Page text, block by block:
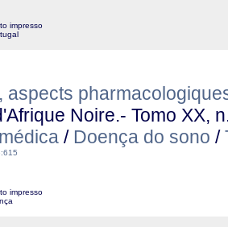
impresso
aspects
Noire.- Tomo XX,
/ Doença do sono /
impresso